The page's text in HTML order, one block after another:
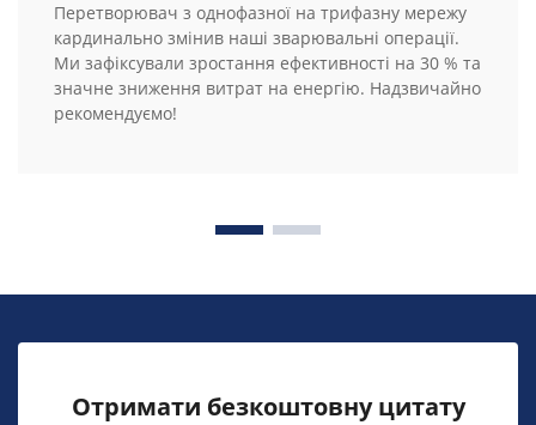
Перетворювач з однофазної на трифазну мережу
кардинально змінив наші зварювальні операції.
Ми зафіксували зростання ефективності на 30 % та
значне зниження витрат на енергію. Надзвичайно
рекомендуємо!
Отримати безкоштовну цитату